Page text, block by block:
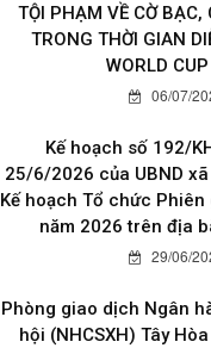
TỘI PHẠM VỀ CỜ
TRONG THỜI GIAN
WORLD
06/07/
Kế hoạch số 192/
25/6/2026 của UBND
Kế hoạch Tổ chức
năm 2026 trên địa
29/06/
Phòng giao dịch Ngân
hội (NHCSXH) Tây